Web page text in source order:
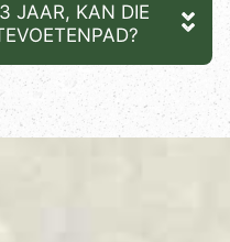
JAAR, KAN DIE